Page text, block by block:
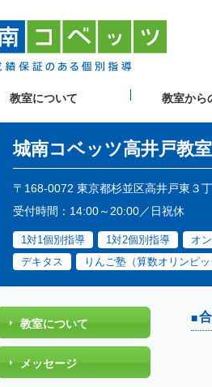
教室について 教室から
城南コベッツ高井戸教室
〒168-0072 東京都杉並区高井戸東３
受付時間：14:00～20:00／日祝休
1対1個別指導 1対2個別指導 オ
デキタス
りんご塾（算数オリンピッ
教室について
メッセージ